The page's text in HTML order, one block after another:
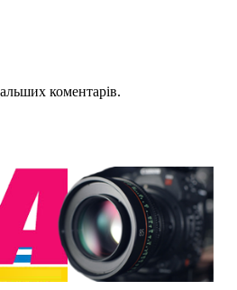
коментарів.